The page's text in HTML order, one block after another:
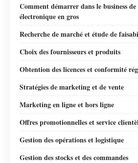
Comment démarrer dans le business
électronique en gros
Recherche de marché et étude de
Choix des fournisseurs et produits
Obtention des licences et conformité
Stratégies de marketing et de vente
Marketing en ligne et hors ligne
Offres promotionnelles et service
Gestion des opérations et logistique
Gestion des stocks et des commandes